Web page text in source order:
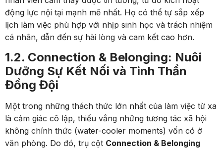
động lực nội tại mạnh mẽ nhất. Họ có thể tự sắp xếp
lịch làm việc phù hợp với nhịp sinh học và trách nhiệm
cá nhân, dẫn đến sự hài lòng và cam kết cao hơn.
1.2. Connection & Belonging: Nuôi
Dưỡng Sự Kết Nối và Tinh Thần
Đồng Đội
Một trong những thách thức lớn nhất của làm việc từ xa
là cảm giác cô lập, thiếu vắng những tương tác xã hội
không chính thức (water-cooler moments) vốn có ở
văn phòng. Do đó, trụ cột Connection & Belonging